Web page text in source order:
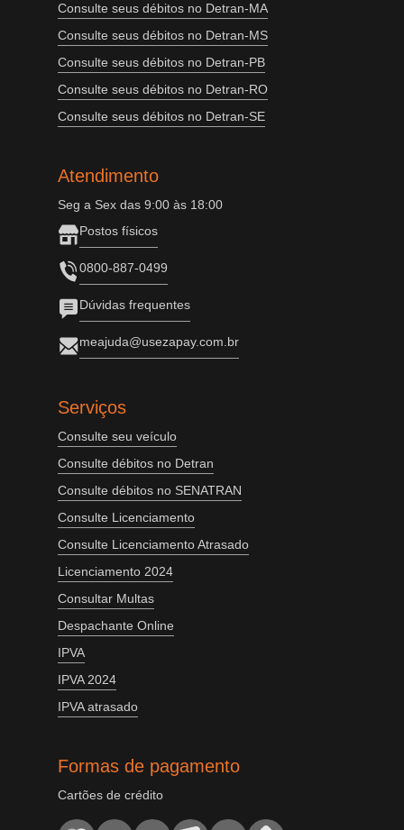
Consulte seus débitos no Detran-MA
Consulte seus débitos no Detran-MS
Consulte seus débitos no Detran-PB
Consulte seus débitos no Detran-RO
Consulte seus débitos no Detran-SE
Atendimento
Seg a Sex das 9:00 às 18:00
Postos físicos
0800-887-0499
Dúvidas frequentes
meajuda@usezapay.com.br
Serviços
Consulte seu veículo
Consulte débitos no Detran
Consulte débitos no SENATRAN
Consulte Licenciamento
Consulte Licenciamento Atrasado
Licenciamento 2024
Consultar Multas
Despachante Online
IPVA
IPVA 2024
IPVA atrasado
Formas de pagamento
Cartões de crédito